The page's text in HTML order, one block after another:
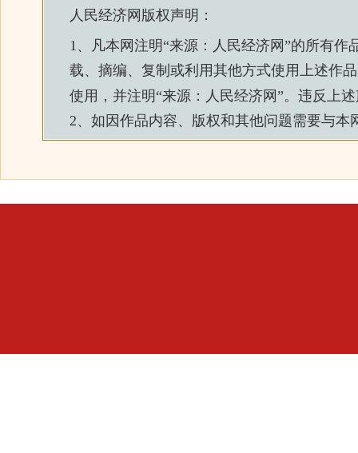
人民经济网 版权声明：
1、凡本网注明“来源： 人民经济网 ”的所有作
载、摘编、复制或利用其他方式使用上述作
使用，并注明“来源： 人民经济网 ”。违反上
2、如因作品内容、版权和其他问题需要与本